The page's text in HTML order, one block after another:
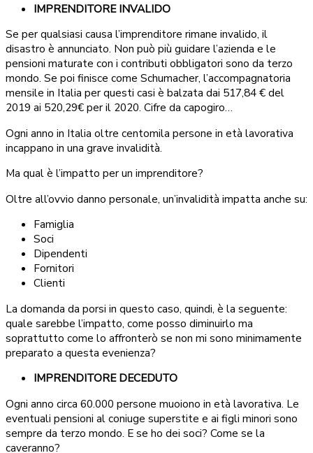
IMPRENDITORE INVALIDO
Se per qualsiasi causa l’imprenditore rimane invalido, il
disastro è annunciato. Non può più guidare l’azienda e le
pensioni maturate con i contributi obbligatori sono da terzo
mondo. Se poi finisce come Schumacher, l’accompagnatoria
mensile in Italia per questi casi è balzata dai 517,84 € del
2019 ai 520,29€ per il 2020. Cifre da capogiro…
Ogni anno in Italia oltre centomila persone in età lavorativa
incappano in una grave invalidità.
Ma qual è l’impatto per un imprenditore?
Oltre all’ovvio danno personale, un’invalidità impatta anche su:
Famiglia
Soci
Dipendenti
Fornitori
Clienti
La domanda da porsi in questo caso, quindi, è la seguente:
quale sarebbe l’impatto, come posso diminuirlo ma
soprattutto come lo affronterò se non mi sono minimamente
preparato a questa evenienza?
IMPRENDITORE DECEDUTO
Ogni anno circa 60.000 persone muoiono in età lavorativa. Le
eventuali pensioni al coniuge superstite e ai figli minori sono
sempre da terzo mondo. E se ho dei soci? Come se la
caveranno?